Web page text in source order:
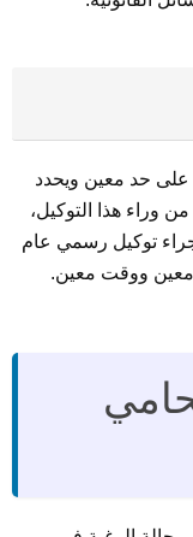
على حد معين ويحدد
وراء هذا التوكيل،
توكيل رسمي عام
معين ووقت معين.